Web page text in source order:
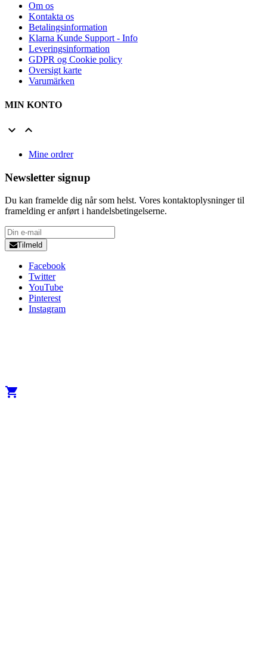
Om os
Kontakta os
Betalingsinformation
Klarna Kunde Support - Info
Leveringsinformation
GDPR og Cookie policy
Oversigt karte
Varumärken
MIN KONTO
 
Mine ordrer
Newsletter signup
Du kan framelde dig når som helst. Vores kontaktoplysninger til
framelding er anført i handelsbetingelserne.
Tilmeld
Facebook
Twitter
YouTube
Pinterest
Instagram
